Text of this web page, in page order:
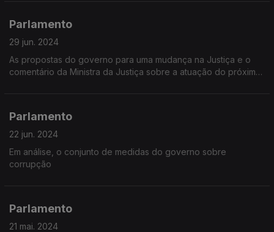
Parlamento
29 jun. 2024
As propostas do governo para uma mudança na Justiça e o
comentário da Ministra da Justiça sobre a atuação do próximo
Parlamento
22 jun. 2024
Em análise, o conjunto de medidas do governo sobre
corrupção
Parlamento
21 mai. 2024